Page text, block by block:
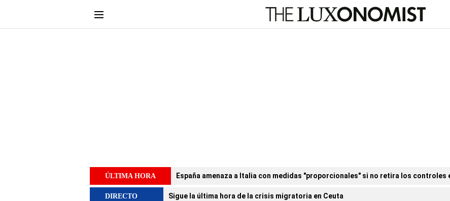
ÚLTIMA HORA España amenaza a Italia con medidas "proporcionales" si no retira los controles
DIRECTO Sigue la última hora de la crisis migratoria en Ceuta